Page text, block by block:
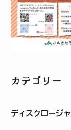
カテゴリー
ディスクロージ